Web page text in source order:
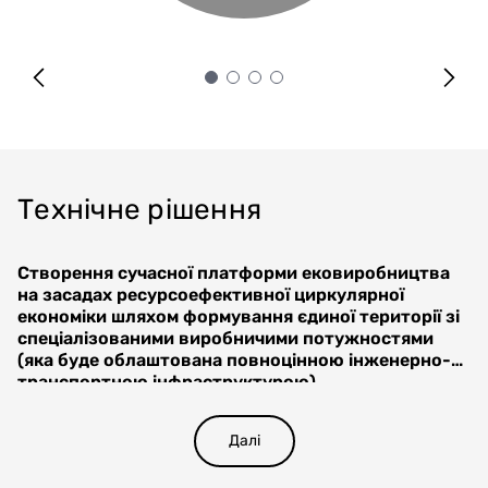
Технічне рішення
Створення сучасної платформи ековиробництва
на засадах ресурсоефективної циркулярної
економіки шляхом формування єдиної території зі
спеціалізованими виробничими потужностями
(яка буде облаштована повноцінною інженерно-
транспортною інфраструктурою).
вигідне розташування основних існуючих
виробничих будівель (корпус № 22 і корпус № 23) та
надає можливість для оптимального використання
Далі